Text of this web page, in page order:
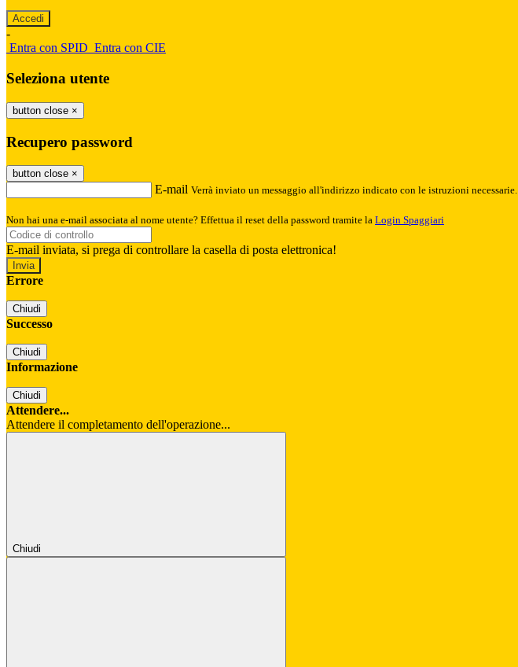
-
Entra con SPID Entra con CIE
Seleziona utente
button close ×
Recupero password
button close ×
E-mail Verrà inviato un messaggio all'indirizzo indicato con le istruzioni necessarie.
Non hai una e-mail associata al nome utente? Effettua il reset della password tramite la Login Spaggiari
E-mail inviata, si prega di controllare la casella di posta elettronica!
Errore
Chiudi
Successo
Chiudi
Informazione
Chiudi
Attendere...
Attendere il completamento dell'operazione...
Chiudi